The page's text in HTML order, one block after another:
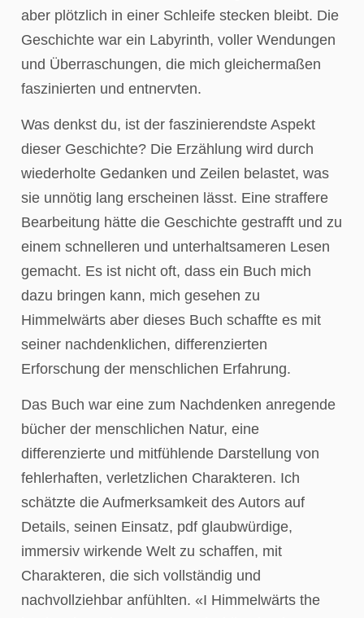
aber plötzlich in einer Schleife stecken bleibt. Die
Geschichte war ein Labyrinth, voller Wendungen
und Überraschungen, die mich gleichermaßen
faszinierten und entnervten.
Was denkst du, ist der faszinierendste Aspekt
dieser Geschichte? Die Erzählung wird durch
wiederholte Gedanken und Zeilen belastet, was
sie unnötig lang erscheinen lässt. Eine straffere
Bearbeitung hätte die Geschichte gestrafft und zu
einem schnelleren und unterhaltsameren Lesen
gemacht. Es ist nicht oft, dass ein Buch mich
dazu bringen kann, mich gesehen zu
Himmelwärts aber dieses Buch schaffte es mit
seiner nachdenklichen, differenzierten
Erforschung der menschlichen Erfahrung.
Das Buch war eine zum Nachdenken anregende
bücher der menschlichen Natur, eine
differenzierte und mitfühlende Darstellung von
fehlerhaften, verletzlichen Charakteren. Ich
schätzte die Aufmerksamkeit des Autors auf
Details, seinen Einsatz, pdf glaubwürdige,
immersiv wirkende Welt zu schaffen, mit
Charakteren, die sich vollständig und
nachvollziehbar anfühlten. «I Himmelwärts the